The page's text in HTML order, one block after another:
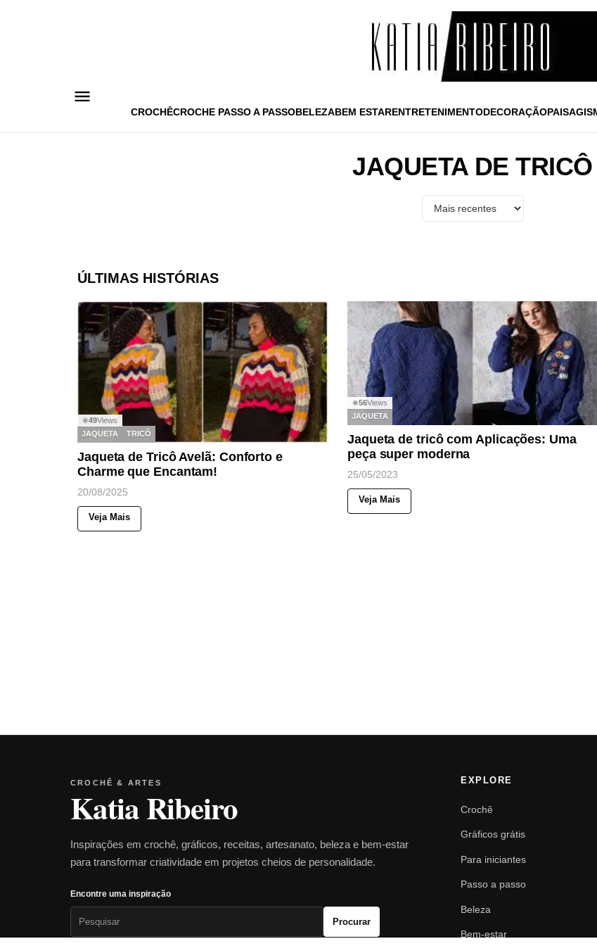
CROCHÊCROCHE PASSO A PASSOBELEZABEM ESTARENTRETENIMENTODECORAÇÃO
JAQUETA DE TRICÔ
ÚLTIMAS HISTÓRIAS
◉49Views
JAQUETA
TRICÔ
Jaqueta de Tricô Avelã: Conforto e
Charme que Encantam!
20/08/2025
Veja Mais
◉56Views
JAQUETA
Jaqueta de tricô com Aplicações: Uma
peça super moderna
25/05/2023
Veja Mais
CROCHÊ & ARTES
Katia Ribeiro
Inspirações em crochê, gráficos, receitas, artesanato, beleza e bem-estar
para transformar criatividade em projetos cheios de personalidade.
Encontre uma inspiração
Procurar
EXPLORE
Crochê
Gráficos grátis
Para iniciantes
Passo a passo
Beleza
Bem-estar